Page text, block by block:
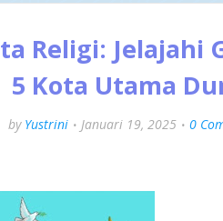
Religi: Jelajahi
5 Kota Utama
by Yustrini Januari 19, 2025 0